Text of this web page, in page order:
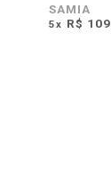
SAMIA
5x R$ 109